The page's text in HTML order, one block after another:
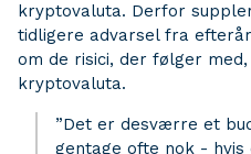
kryptovaluta. Derfor
tidligere advarsel fra
om de risici, der følger
kryptovaluta.
”Det er desværre et
gentage ofte nok - hvis